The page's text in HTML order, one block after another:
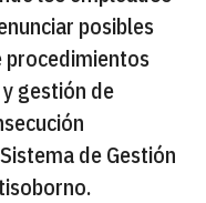
posibles
procedimientos
gestión de
de Gestión